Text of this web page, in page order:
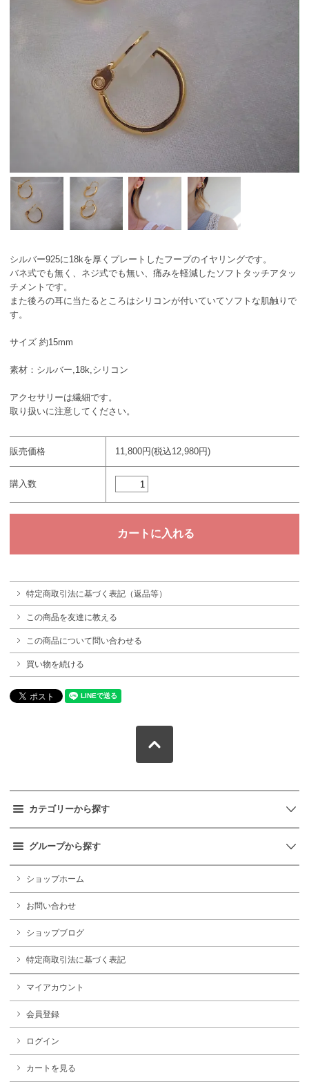
シルバー925に18kを厚くプレートしたフープのイヤリングです。
バネ式でも無く、ネジ式でも無い、痛みを軽減したソフトタッチアタッ
チメントです。
また後ろの耳に当たるところはシリコンが付いていてソフトな肌触りで
す。
サイズ 約15mm
素材：シルバー,18k,シリコン
アクセサリーは繊細です。
取り扱いに注意してください。
販売価格 11,800円(税込12,980円)
購入数
特定商取引法に基づく表記（返品等）
この商品を友達に教える
この商品について問い合わせる
買い物を続ける
カテゴリーから探す
グループから探す
ショップホーム
お問い合わせ
ショップブログ
特定商取引法に基づく表記
マイアカウント
会員登録
ログイン
カートを見る